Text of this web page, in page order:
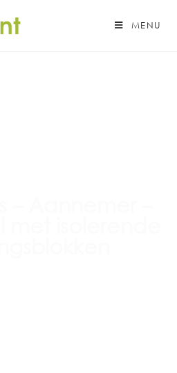
MENU